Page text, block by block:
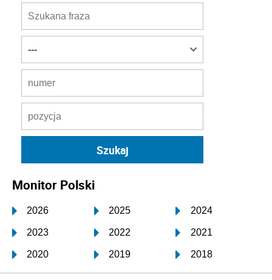
Monitor Polski
2026 2025 2024
2023 2022 2021
2020 2019 2018
2017 2016 2015